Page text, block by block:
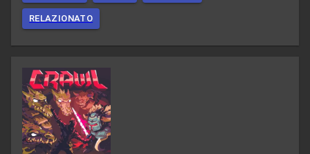
RELAZIONATO